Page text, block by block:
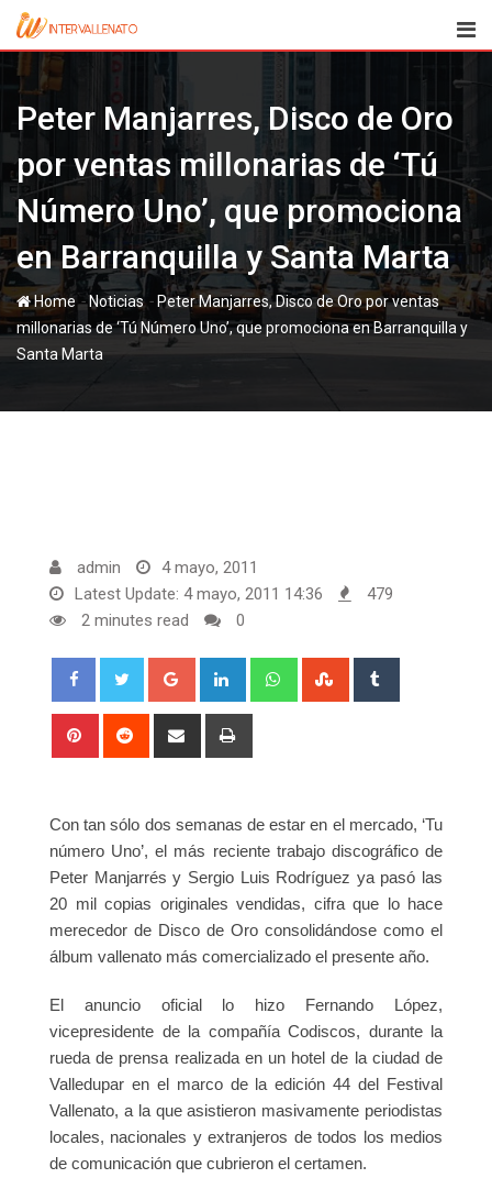
Skip
content
Peter Manjarres, Disco de Oro
por ventas millonarias de ‘Tú
Número Uno’, que promociona
en Barranquilla y Santa Marta
Home-Noticias- Peter Manjarres, Disco de Oro por ventas
millonarias de ‘Tú Número Uno’, que promociona en Barranquilla y
Santa Marta
admin
4 mayo, 2011
Latest Update: 4 mayo, 2011 14:36
479
2 minutes read
0
Google+ LinkedIn WhatsappStumbleUpon
Pinterest Reddit
Share
Con tan sólo dos semanas de estar en el mercado, ‘Tu
número Uno’, el más reciente trabajo discográfico de
Peter Manjarrés y Sergio Luis Rodríguez ya pasó las
20 mil copias originales vendidas, cifra que lo hace
merecedor de Disco de Oro consolidándose como el
álbum vallenato más comercializado el presente año.
El anuncio oficial lo hizo Fernando López,
vicepresidente de la compañía Codiscos, durante la
rueda de prensa realizada en un hotel de la ciudad de
Valledupar en el marco de la edición 44 del Festival
Vallenato, a la que asistieron masivamente periodistas
locales, nacionales y extranjeros de todos los medios
de comunicación que cubrieron el certamen.